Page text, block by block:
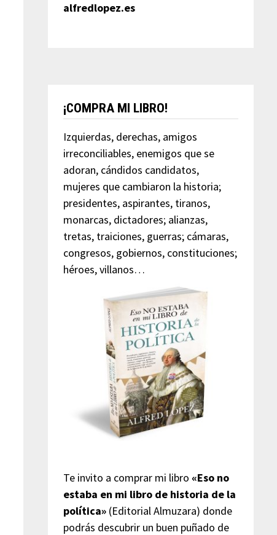
alfredlopez.es
¡COMPRA MI LIBRO!
Izquierdas, derechas, amigos
irreconciliables, enemigos que se
adoran, cándidos candidatos,
mujeres que cambiaron la historia;
presidentes, aspirantes, tiranos,
monarcas, dictadores; alianzas,
tretas, traiciones, guerras; cámaras,
congresos, gobiernos, constituciones;
héroes, villanos…
Te invito a comprar mi libro «Eso no
estaba en mi libro de historia de la
política»(Editorial Almuzara) donde
podrás descubrir un buen puñado de